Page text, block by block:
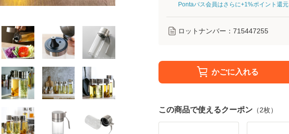
Pontaパス会員はさらに+1%ポイント還元
ロットナンバー： 715447255
かごに入れる
この商品で使えるクーポン （2枚）